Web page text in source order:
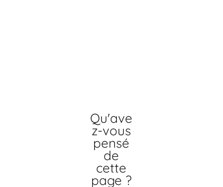
Qu'ave
z-vous
pensé
de
cette
page ?